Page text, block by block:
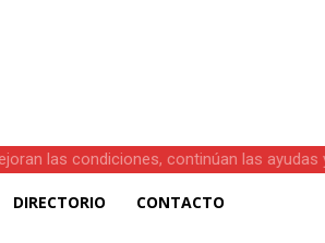
las condiciones, continúan las ayudas
DIRECTORIO CONTACTO